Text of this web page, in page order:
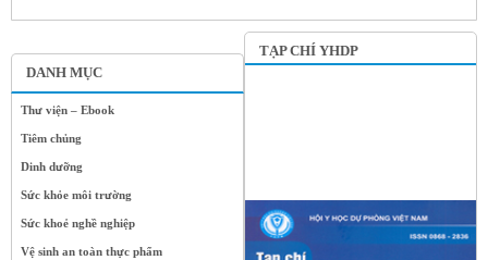
DANH MỤC
Thư viện – Ebook
Tiêm chủng
Dinh dưỡng
Sức khỏe môi trường
Sức khoẻ nghề nghiệp
Vệ sinh an toàn thực phẩm
TẠP CHÍ YHDP